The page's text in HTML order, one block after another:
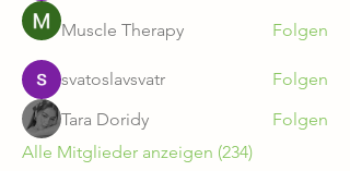
Muscle Therapy Folgen
svatoslavsvatr
Folgen
Tara Doridy
Folgen
Alle Mitglieder anzeigen (234)